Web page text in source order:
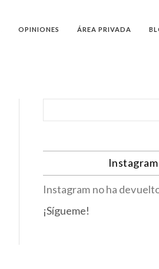
OPINIONES ÁREA PRIVADA
Instagram
Instagram no ha
¡Sígueme!